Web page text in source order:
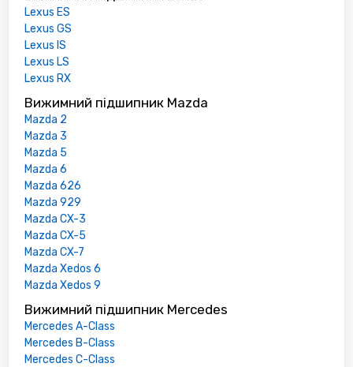
Lexus ES
Lexus GS
Lexus IS
Lexus LS
Lexus RX
Вижимний підшипник Mazda
Mazda 2
Mazda 3
Mazda 5
Mazda 6
Mazda 626
Mazda 929
Mazda CX-3
Mazda CX-5
Mazda CX-7
Mazda Xedos 6
Mazda Xedos 9
Вижимний підшипник Mercedes
Mercedes A-Class
Mercedes B-Class
Mercedes C-Class